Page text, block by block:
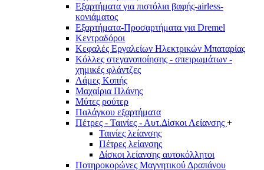
Εξαρτήματα για πιστόλια βαφής-airless-
κονιάματος
Εξαρτήματα-Προσαρτήματα για Dremel
Κεντραδόροι
Κεφαλές Εργαλείων Ηλεκτρικών Μπαταρίας
Κόλλες στεγανοποίησης - σπειρωμάτων -
χημικές φλάντζες
Λάμες Κοπής
Μαχαίρια Πλάνης
Μύτες ρούτερ
Παλάγκου εξαρτήματα
Πέτρες - Ταινίες - Αυτ.Δίσκοι Λείανσης +
Ταινίες λείανσης
Πέτρες λείανσης
Δίσκοι λείανσης αυτοκόλλητοι
Ποτηροκορώνες Μαγνητικού Δραπάνου